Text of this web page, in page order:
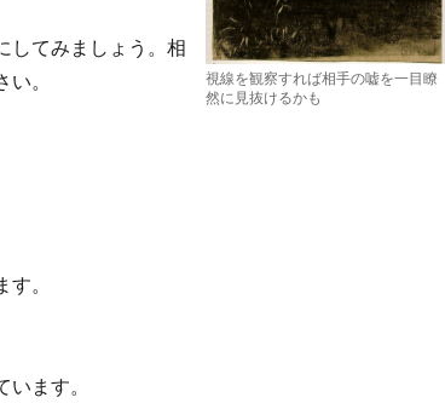
視線を観察すれば相手の嘘を一目瞭
然に見抜けるかも
してみましょう。相
。
。
ます。